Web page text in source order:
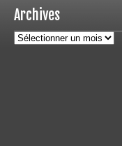
Archives
Archives